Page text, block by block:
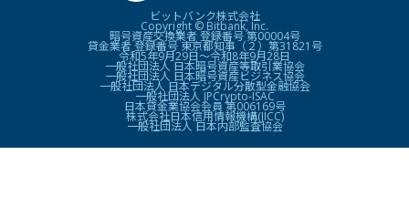
ビットバンク株式会社
Copyright © Bitbank, Inc.
暗号資産交換業者 登録番号 第00004号
貸金業者 登録番号 東京都知事（２）第31821号
令和5年9月29日〜令和8年9月28日
一般社団法人 日本暗号資産等取引業協会
一般社団法人 日本暗号資産ビジネス協会
一般社団法人 日本デジタル分散型金融協会
一般社団法人 JPCrypto-ISAC
日本貸金業協会会員 第006169号
株式会社日本信用情報機構(JICC)
一般社団法人 日本内部監査協会